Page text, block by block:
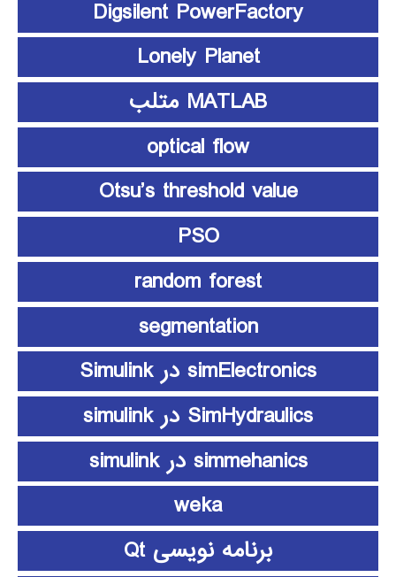
Digsilent PowerFactory
Lonely Planet
MATLAB متلب
optical flow
Otsu’s threshold value
PSO
random forest
segmentation
simElectronics در Simulink
SimHydraulics در simulink
simmehanics در simulink
weka
برنامه نویسی Qt